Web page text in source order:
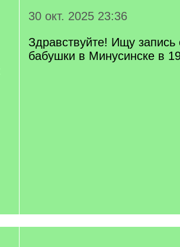
30 окт. 2025 23:36
Здравствуйте! Ищу
бабушки в Минусинске в